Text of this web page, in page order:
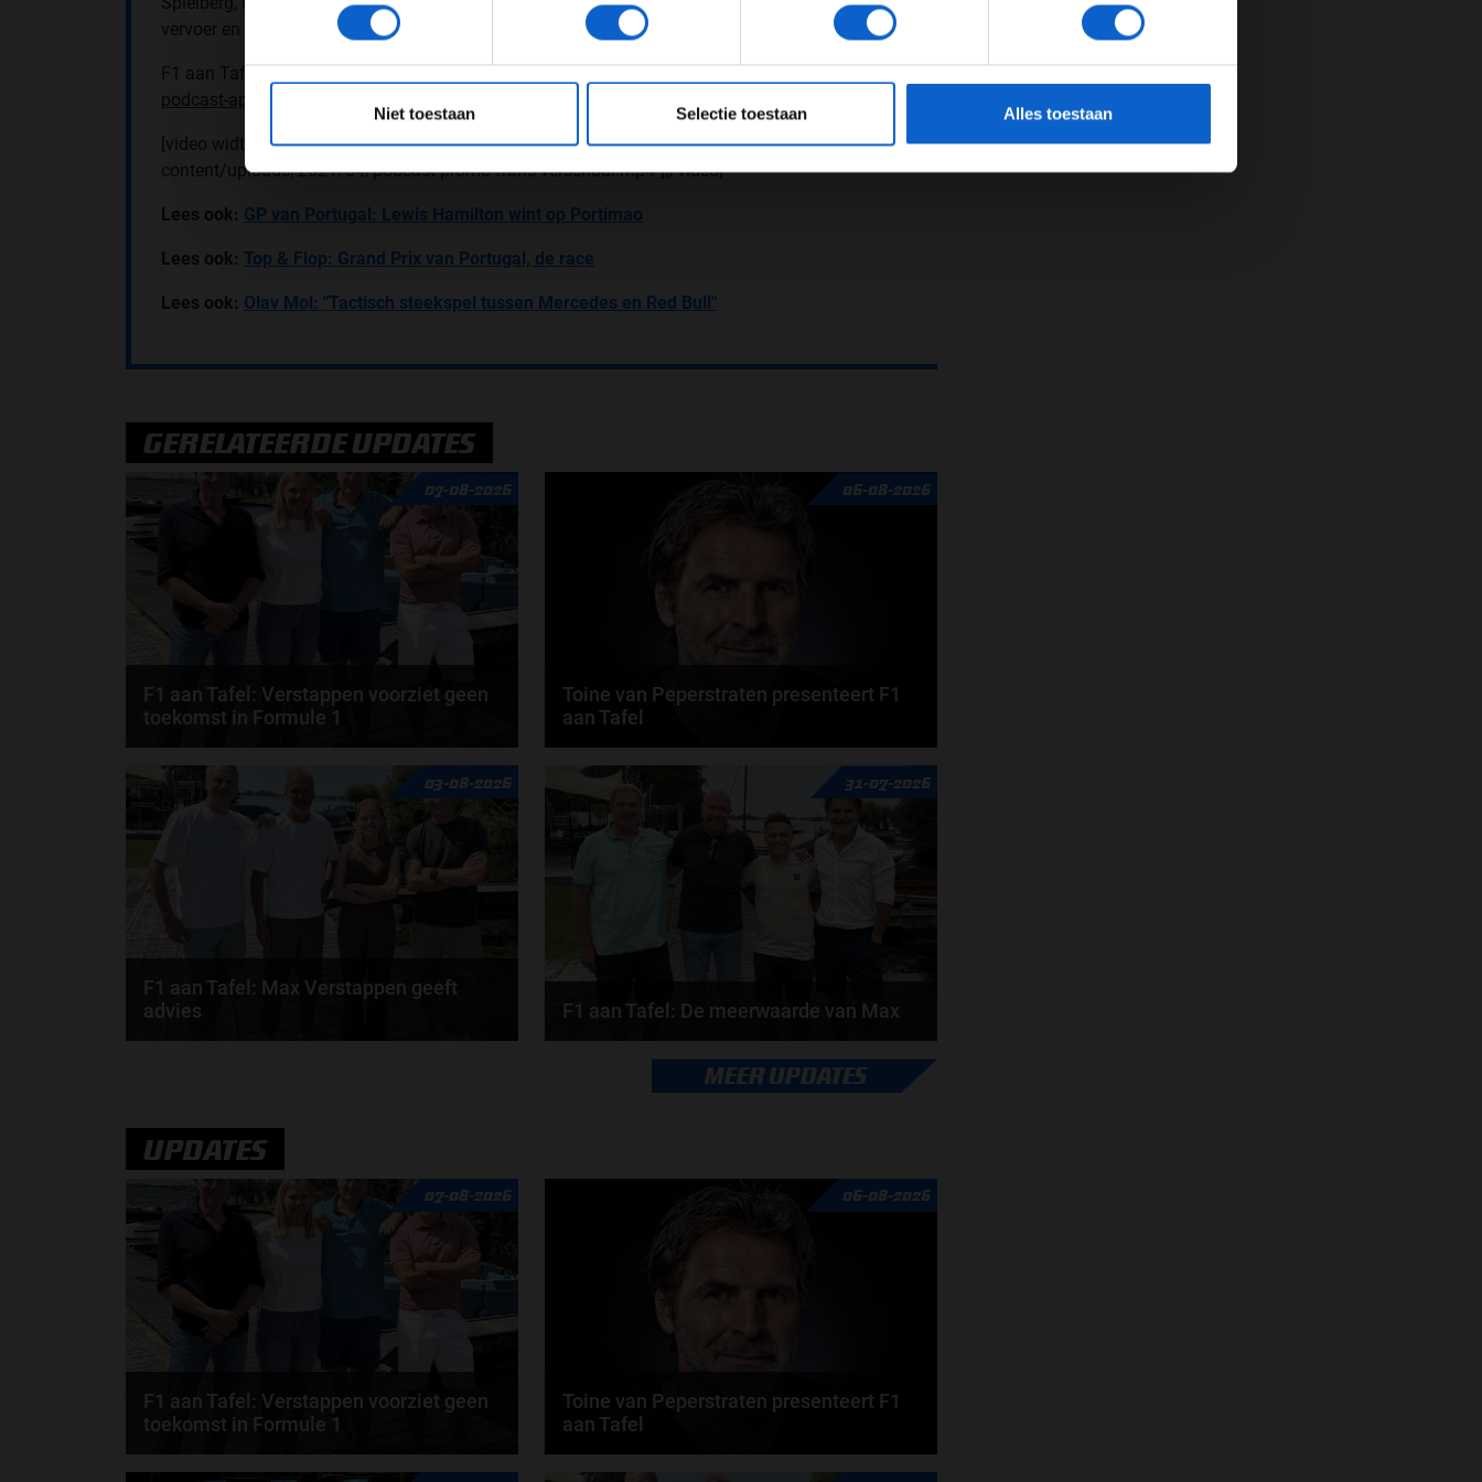
Niet toestaan Selectie toestaan Alles toestaan
vervoer en toegang tot het circuit. Luister om kans te maken.
F1 aan Tafel is vanaf vanavond 21.00 uur te beluisteren op GrandPrixRadio.nl en in je favoriete
podcast-app
[video width="848" height="848" mp4="https://www.grandprixradio.nl/wp-
content/uploads/2021/04/podcast-promo-frans-verschuur.mp4"][/video]
Lees ook: GP van Portugal: Lewis Hamilton wint op Portimao
Lees ook: Top & Flop: Grand Prix van Portugal, de race
Lees ook: Olav Mol: "Tactisch steekspel tussen Mercedes en Red Bull"
GERELATEERDE UPDATES
07-08-2026
F1 aan Tafel: Verstappen voorziet geen
toekomst in Formule 1
Max Verstappen wil géén Formule 1-team, de FIA en
de motorfabrikanten zaten niet op één lijn en...
door
06-08-2026
Toine van Peperstraten presenteert F1
aan Tafel
Rob van Someren, Beitske Visser en Frans
Verschuur schuiven aan in de nieuwe F1 aan Tafel.
Iedere...
doorTim Koenders
03-08-2026
F1 aan Tafel: Max Verstappen geeft
advies
doorde redactie van Grand Prix Radio
31-07-2026
F1 aan Tafel: De meerwaarde van Max
Geen enkele sensor kan wat Max Verstappen voelt,
Formule 1-CEO Stefano Domenicali zorgt voor...
MEER UPDATES
UPDATES
07-08-2026
F1 aan Tafel: Verstappen voorziet geen
toekomst in Formule 1
Max Verstappen wil géén Formule 1-team, de FIA en
06-08-2026
Toine van Peperstraten presenteert F1
aan Tafel
Rob van Someren, Beitske Visser en Frans
JONGER DAN 24 24 JAAR OF OUDER
*Raadpleeg onsprivacybeleidvoor meer informatie over gegevensgebruik en -bescherming.